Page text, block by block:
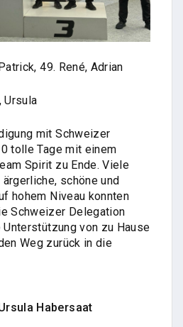
49. René, Adrian
Ursula
mit Schweizer
tolle Tage mit einem
Spirit zu Ende. Viele
schöne und
hohem Niveau konnten
Schweizer Delegation
von zu Hause
Weg zurück in die
Habersaat